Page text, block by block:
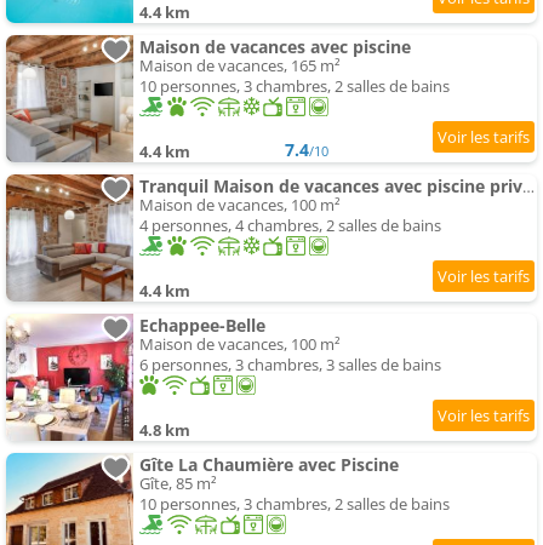
4.4 km
Maison de vacances avec piscine
Maison de vacances, 165 m²
10 personnes, 3 chambres, 2 salles de bains
4.4 km 7.4/10
Tranquil Maison de vacances avec piscine privée
Maison de vacances, 100 m²
4 personnes, 4 chambres, 2 salles de bains
4.4 km
Echappee-Belle
Maison de vacances, 100 m²
6 personnes, 3 chambres, 3 salles de bains
4.8 km
Gîte La Chaumière avec Piscine
Gîte, 85 m²
10 personnes, 3 chambres, 2 salles de bains